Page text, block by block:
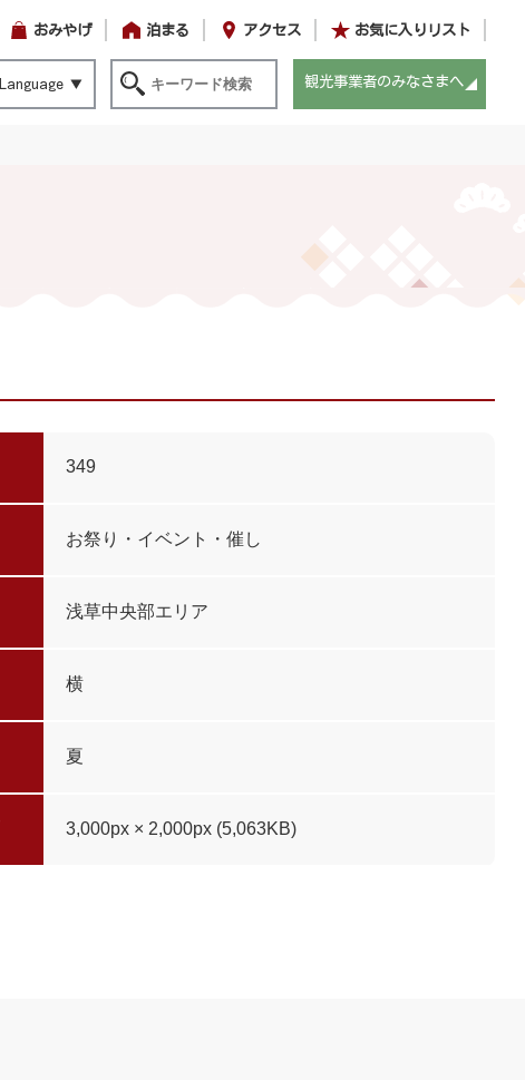
おみやげ 泊まる アクセス お気に入りリスト
Language 観光事業者のみなさまへ
349
お祭り・イベント・催し
浅草中央部エリア
横
夏
3,000px × 2,000px (5,063KB)